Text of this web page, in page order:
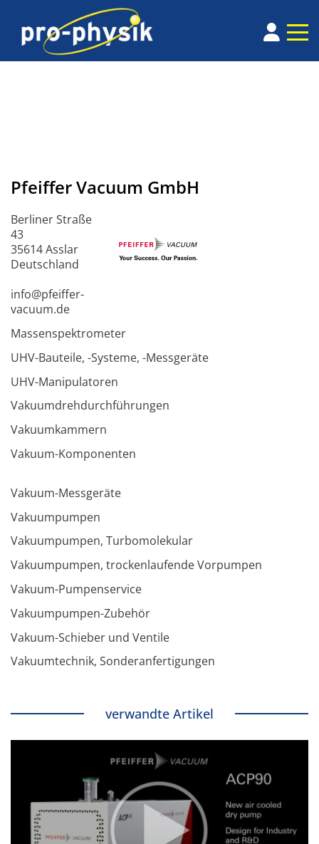
Pfeiffer Vacuum GmbH
Berliner Straße
43
35614 Asslar
Deutschland
info@pfeiffer-
vacuum.de
Massenspektrometer
UHV-Bauteile, -Systeme, -Messgeräte
UHV-Manipulatoren
Vakuumdrehdurchführungen
Vakuumkammern
Vakuum-Komponenten
Vakuum-Messgeräte
Vakuumpumpen
Vakuumpumpen, Turbomolekular
Vakuumpumpen, trockenlaufende Vorpumpen
Vakuum-Pumpenservice
Vakuumpumpen-Zubehör
Vakuum-Schieber und Ventile
Vakuumtechnik, Sonderanfertigungen
verwandte Artikel